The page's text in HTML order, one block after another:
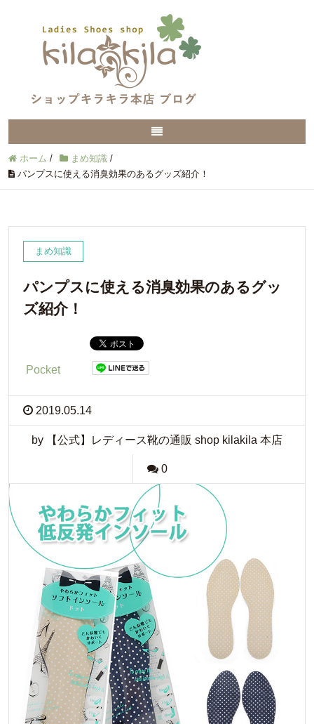
ホーム / まめ知識 /
パンプスに使える消臭効果のあるグッズ紹介！
まめ知識
パンプスに使える消臭効果のあるグッ
ズ紹介！
Pocket
2019.05.14
by 【公式】レディース靴の通販 shop kilakila 本店
0